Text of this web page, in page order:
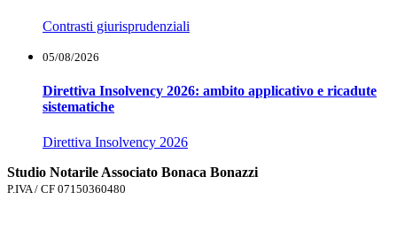
Contrasti giurisprudenziali
05/08/2026
Direttiva Insolvency 2026: ambito applicativo e ricadute
sistematiche
Direttiva Insolvency 2026
Studio Notarile Associato Bonaca Bonazzi
P.IVA / CF 07150360480